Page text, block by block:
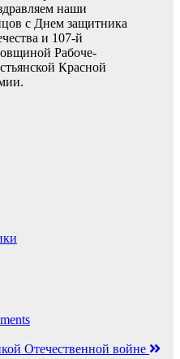
наши
с Днем защитника
и 107-й
Рабоче-
Красной
Отечественной войне